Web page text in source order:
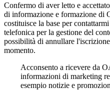
Confermo di aver letto e
di informazione e formazione
costituisce la base per
telefonica per la gestione del
possibilità di annullare
momento.
Acconsento a ricevere da
informazioni di marketing
esempio notizie e